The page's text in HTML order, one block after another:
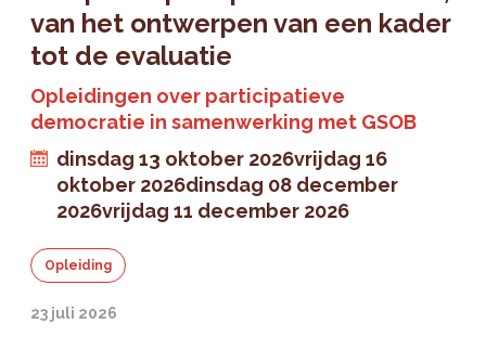
van het ontwerpen van een kader
tot de evaluatie
Opleidingen over participatieve
democratie in samenwerking met GSOB
dinsdag 13 oktober 2026vrijdag 16
oktober 2026dinsdag 08 december
2026vrijdag 11 december 2026
Opleiding
23 juli 2026